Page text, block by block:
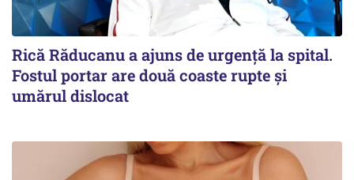
Rică Răducanu a ajuns de urgență la spital.
Fostul portar are două coaste rupte și
umărul dislocat